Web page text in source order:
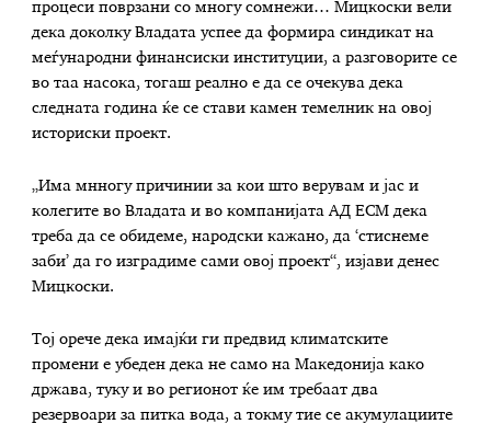
процеси поврзани со многу сомнежи… Мицкоски вели
дека доколку Владата успее да формира синдикат на
меѓународни финансиски институции, а разговорите се
во таа насока, тогаш реално е да се очекува дека
следната година ќе се стави камен темелник на овој
историски проект.
„Има мнногу причинии за кои што верувам и јас и
колегите во Владата и во компанијата АД ЕСМ дека
треба да се обидеме, народски кажано, да ‘стиснеме
заби’ да го изградиме сами овој проект“, изјави денес
Мицкоски.
Тој орече дека имајќи ги предвид климатските
промени е убеден дека не само на Македонија како
држава, туку и во регионот ќе им требаат два
резервоари за питка вода, а токму тие се акумулациите